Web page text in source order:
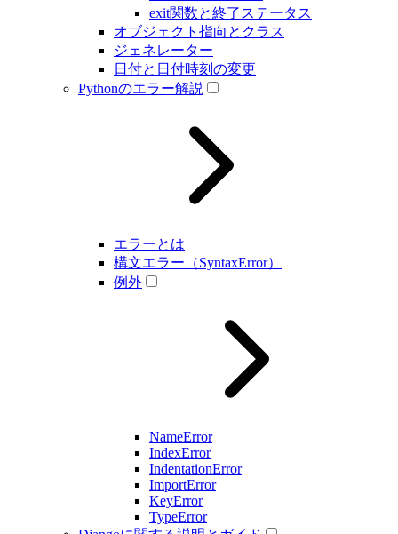
exit関数と終了ステータス
オブジェクト指向とクラス
ジェネレーター
日付と日付時刻の変更
Pythonのエラー解説
エラーとは
構文エラー（SyntaxError）
例外
NameError
IndexError
IndentationError
ImportError
KeyError
TypeError